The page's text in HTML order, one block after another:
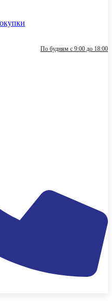
По будням с 9:00 до 18:00